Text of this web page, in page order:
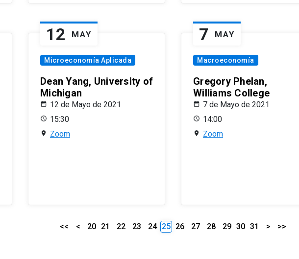
12 MAY
Microeconomía Aplicada
Dean Yang, University of
Michigan
12 de Mayo de 2021
15:30
Zoom
7 MAY
Macroeconomía
Gregory Phelan,
Williams College
7 de Mayo de 2021
14:00
Zoom
<< < 20 21 22 23 24 25 26 27 28 29 30 31 > >>